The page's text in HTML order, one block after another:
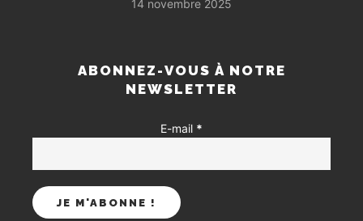
14 novembre 2025
ABONNEZ-VOUS À NOTRE
NEWSLETTER
E-mail *